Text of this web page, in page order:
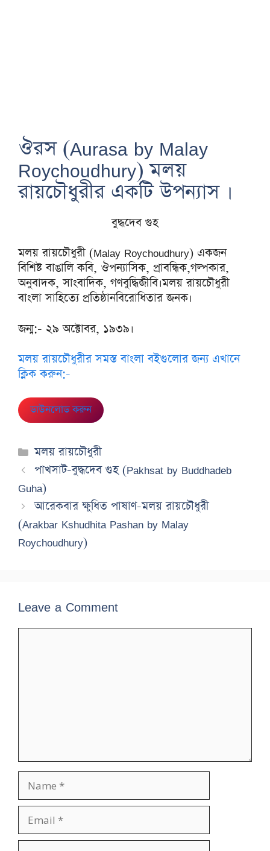
ঔরস (Aurasa by Malay
Roychoudhury) মলয়
রায়চৌধুরীর একটি উপন্যাস ।
বুদ্ধদেব গুহ
মলয় রায়চৌধুরী (Malay Roychoudhury) একজন
বিশিষ্ট বাঙালি কবি, ঔপন্যাসিক, প্রাবন্ধিক,গল্পকার,
অনুবাদক, সাংবাদিক, গণবুদ্ধিজীবি।মলয় রায়চৌধুরী
বাংলা সাহিত্যে প্রতিষ্ঠানবিরোধিতার জনক।
জন্ম:- ২৯ অক্টোবর, ১৯৩৯।
মলয় রায়চৌধুরীর সমস্ত বাংলা বইগুলোর জন্য এখানে
ক্লিক করুন:-
ডাউনলোড করুন
Categories
মলয় রায়চৌধুরী
পাখসাট-বুদ্ধদেব গুহ (Pakhsat by Buddhadeb
Guha)
আরেকবার ক্ষুধিত পাষাণ-মলয় রায়চৌধুরী
(Arakbar Kshudhita Pashan by Malay
Roychoudhury)
Leave a Comment
Name
Email